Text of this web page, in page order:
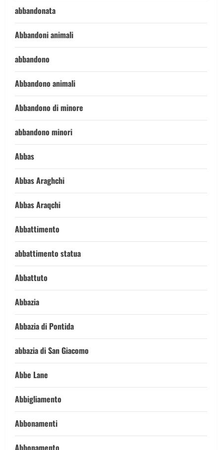
abbandonata
Abbandoni animali
abbandono
Abbandono animali
Abbandono di minore
abbandono minori
Abbas
Abbas Araghchi
Abbas Araqchi
Abbattimento
abbattimento statua
Abbattuto
Abbazia
Abbazia di Pontida
abbazia di San Giacomo
Abbe Lane
Abbigliamento
Abbonamenti
Abbonamento